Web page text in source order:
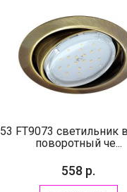
FT9073 светильник
поворотный че...
558 р.